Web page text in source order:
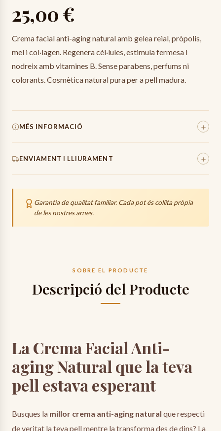
25,00 €
Crema facial anti-aging natural amb gelea reial, pròpolis,
mel i col·lagen. Regenera cèl·lules, estimula fermesa i
nodreix amb vitamines B. Sense parabens, perfums ni
colorants. Cosmètica natural pura per a pell madura.
MÉS INFORMACIÓ +
Pes Total 140g
ENVIAMENT I LLIURAMENT +
que la mel arribi intacta.
24-48hPreparació de la comanda.
Data estimada de lliurament:
divendres, 14 d’agost
Garantia de qualitat familiar. Cada pot és collita pròpia
de les nostres arnes.
SOBRE EL PRODUCTE
Descripció del Producte
La Crema Facial Anti-
aging Natural que la teva
pell estava esperant
Busques la millor crema anti-aging natural que respecti
de veritat la teva pell mentre la transforma des de dins? La